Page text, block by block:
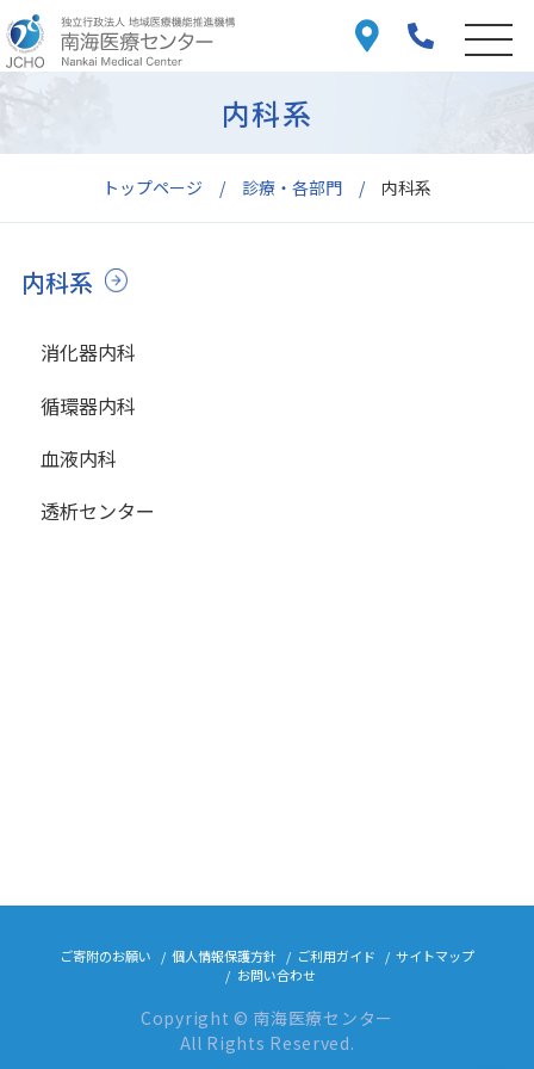
トップページ 診療・各部門 内科系
内科系
内科系
消化器内科
循環器内科
血液内科
透析センター
ご寄附のお願い 個人情報保護方針 ご利用ガイド
サイトマップ
お問い合わせ
Copyright © 南海医療センター
All Rights Reserved.